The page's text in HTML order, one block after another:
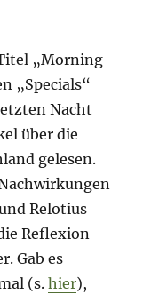
„Morning
„Specials“
Nacht
über die
gelesen.
Relotius
Reflexion
Gab es
(s.hier),